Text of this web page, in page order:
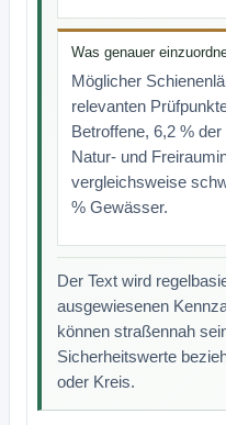
Was genauer
Möglicher
relevanten
Betroffene, 6,2 %
Natur- und
vergleichsweise
% Gewässer.
Der Text wird
ausgewiesenen
können straßennah
Sicherheitswerte
oder Kreis.